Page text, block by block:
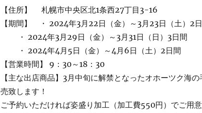
【住所】 札幌市中央区北1条西27丁目3-16
【期間】 ・ 2024年3月22日（金）～3月23日（土）2
・ 2024年3月29日（金）～3月31日（日）3日間
・ 2024年4月5日（金）～4月6日（土）2日間
【営業時間】 9：30～18：30
【主な出店商品】3月中旬に解禁となったオホーツク海
売致します！
ご予約いただければ姿盛り加工（加工費550円）でご用意